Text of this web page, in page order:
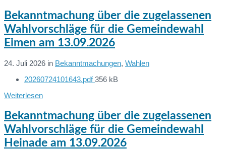
Bekanntmachung über die zugelassenen
Wahlvorschläge für die Gemeindewahl
Eimen am 13.09.2026
24. Juli 2026 in Bekanntmachungen, Wahlen
Dateien:20260724101643.pdfFile
356 kB
Weiterlesen
Bekanntmachung über die zugelassenen
Wahlvorschläge für die Gemeindewahl
Heinade am 13.09.2026